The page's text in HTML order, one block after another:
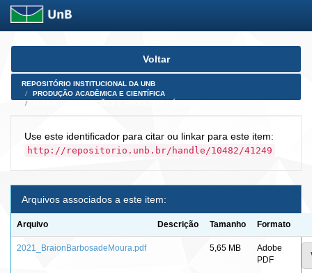
Skip
Voltar
REPOSITÓRIO INSTITUCIONAL DA UNB
PRODUÇÃO ACADÊMICA E CIENTÍFICA
Use este identificador para citar ou linkar para este item:
http://repositorio.unb.br/handle/10482/41249
Arquivos associados a este item:
Arquivo Descrição Tamanho Formato
2021_BraionBarbosadeMoura.pdf 5,65 MB
Adobe
PDF